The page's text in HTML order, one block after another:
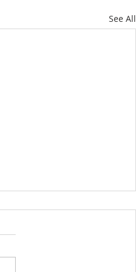
See All
递2026年第27期（总第